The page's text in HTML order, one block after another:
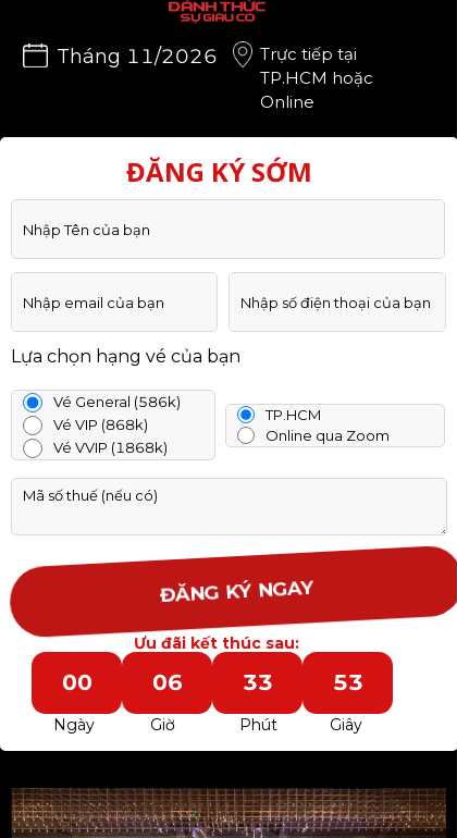
Tháng 11/2026
Trực tiếp tại
TP.HCM hoặc
Online
Vé General (586k)
Vé VIP (868k)
Vé VVIP (1868k)
ĐĂNG KÝ NGAY
TP.HCM
Online qua Zoom
Ưu đãi kết thúc sau:
0
0
0
0
0
0
6
6
3
3
3
3
5
5
1
1
Ngày Giờ Phút Giây
ĐĂNG KÝ SỚM
Lựa chọn hạng vé của bạn